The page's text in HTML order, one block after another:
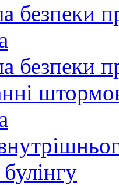
безпеки
безпеки